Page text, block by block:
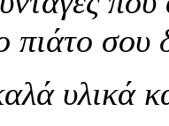
σου
υλικά